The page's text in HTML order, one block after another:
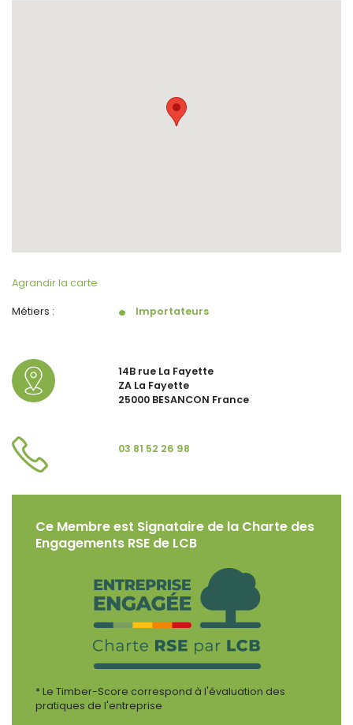
Agrandir la carte
Métiers : Importateurs
14B rue La Fayette
ZA La Fayette
25000 BESANCON France
03 81 52 26 98
Ce Membre est Signataire de la Charte des
Engagements RSE de LCB
* Le Timber-Score correspond à l'évaluation des
pratiques de l'entreprise